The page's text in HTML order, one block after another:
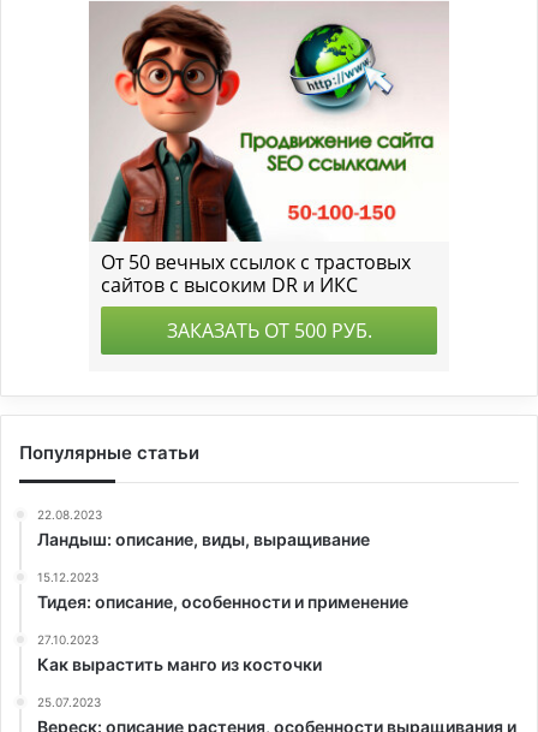
Популярные статьи
22.08.2023
Ландыш: описание, виды, выращивание
15.12.2023
Тидея: описание, особенности и применение
27.10.2023
Как вырастить манго из косточки
25.07.2023
Вереск: описание растения, особенности выращивания и